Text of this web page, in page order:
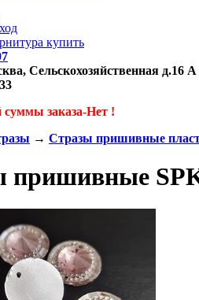
Сельскохозяйственная д.16 А
заказа-Нет !
→ Стразы пришивные
пришивные